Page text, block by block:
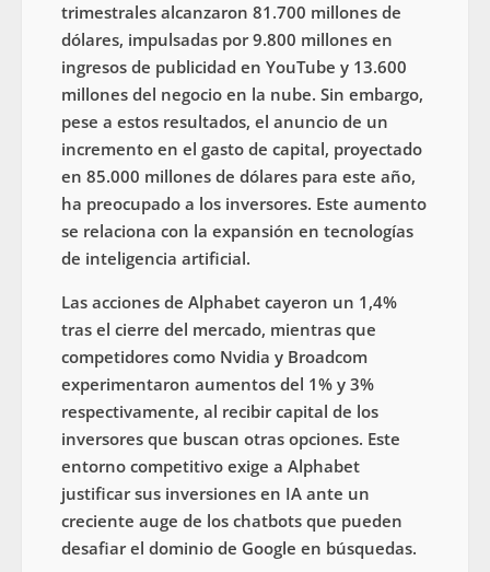
trimestrales alcanzaron 81.700 millones de
dólares, impulsadas por 9.800 millones en
ingresos de publicidad en YouTube y 13.600
millones del negocio en la nube. Sin embargo,
pese a estos resultados, el anuncio de un
incremento en el gasto de capital, proyectado
en 85.000 millones de dólares para este año,
ha preocupado a los inversores. Este aumento
se relaciona con la expansión en tecnologías
de inteligencia artificial.
Las acciones de Alphabet cayeron un 1,4%
tras el cierre del mercado, mientras que
competidores como Nvidia y Broadcom
experimentaron aumentos del 1% y 3%
respectivamente, al recibir capital de los
inversores que buscan otras opciones. Este
entorno competitivo exige a Alphabet
justificar sus inversiones en IA ante un
creciente auge de los chatbots que pueden
desafiar el dominio de Google en búsquedas.